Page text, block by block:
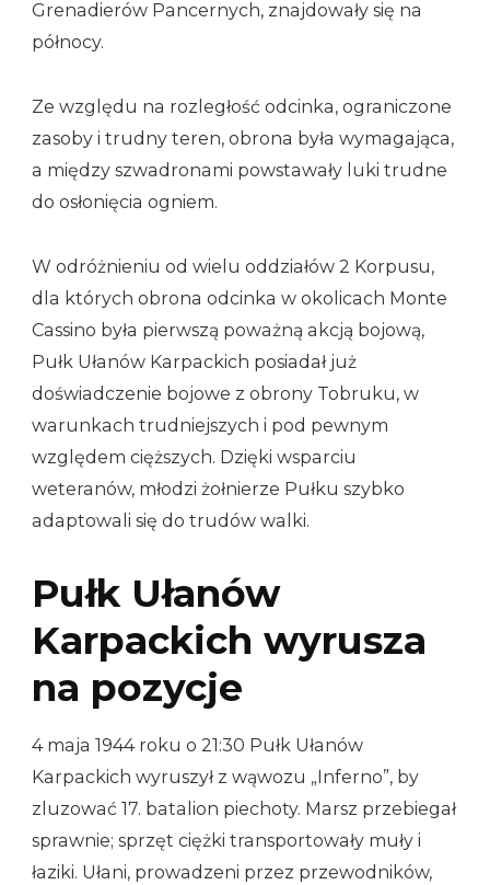
Grenadierów Pancernych, znajdowały się na
północy.
Ze względu na rozległość odcinka, ograniczone
zasoby i trudny teren, obrona była wymagająca,
a między szwadronami powstawały luki trudne
do osłonięcia ogniem.
W odróżnieniu od wielu oddziałów 2 Korpusu,
dla których obrona odcinka w okolicach Monte
Cassino była pierwszą poważną akcją bojową,
Pułk Ułanów Karpackich posiadał już
doświadczenie bojowe z obrony Tobruku, w
warunkach trudniejszych i pod pewnym
względem cięższych. Dzięki wsparciu
weteranów, młodzi żołnierze Pułku szybko
adaptowali się do trudów walki.
Pułk Ułanów
Karpackich wyrusza
na pozycje
4 maja 1944 roku o 21:30 Pułk Ułanów
Karpackich wyruszył z wąwozu „Inferno”, by
zluzować 17. batalion piechoty. Marsz przebiegał
sprawnie; sprzęt ciężki transportowały muły i
łaziki. Ułani, prowadzeni przez przewodników,